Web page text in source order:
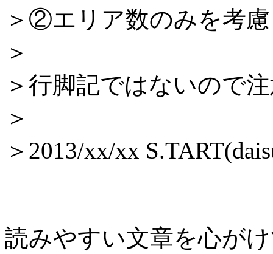
＞②エリア数のみを考
＞
＞行脚記ではないので
＞
＞2013/xx/xx
読みやすい文章を心が